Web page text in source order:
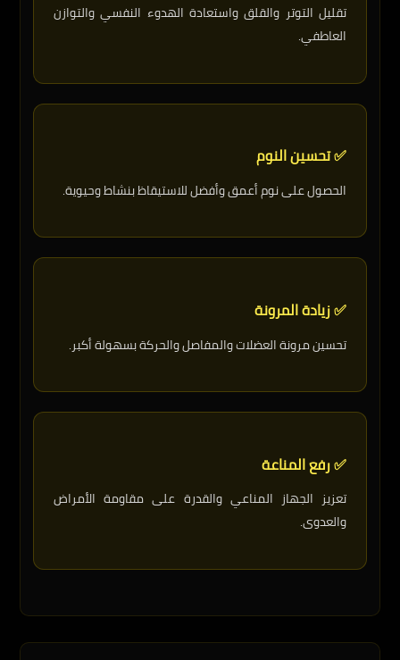
تقليل التوتر والقلق واستعادة الهدوء النفسي والتوازن
العاطفي.
✅ تحسين النوم
الحصول على نوم أعمق وأفضل للاستيقاظ بنشاط وحيوية.
✅ زيادة المرونة
تحسين مرونة العضلات والمفاصل والحركة بسهولة أكبر.
✅ رفع المناعة
تعزيز الجهاز المناعي والقدرة على مقاومة الأمراض
والعدوى.